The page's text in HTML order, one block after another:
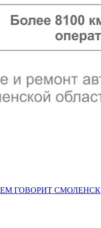
ГОВОРИТ СМОЛЕНСК